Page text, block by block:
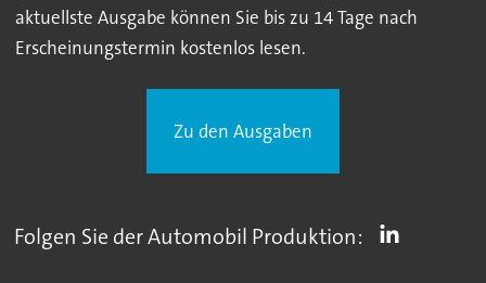
aktuellste Ausgabe können Sie bis zu 14 Tage nach
Erscheinungstermin kostenlos lesen.
Zu den Ausgaben
Folgen Sie der Automobil Produktion: